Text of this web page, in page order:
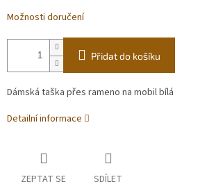
Možnosti doručení
Přidat do košíku
Dámská taška přes rameno na mobil bílá
Detailní informace
ZEPTAT SE SDÍLET